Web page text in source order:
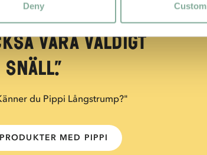
Deny
är väldigt stark
vara väldigt
snäll.”
du Pippi Långstrump?"
MED PIPPI